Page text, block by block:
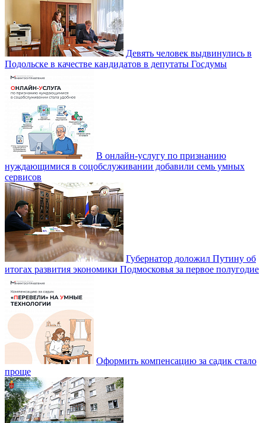
Девять человек выдвинулись в
Подольске в качестве кандидатов в депутаты Госдумы
В онлайн-услугу по признанию
нуждающимися в соцобслуживании добавили семь умных
сервисов
Губернатор доложил Путину об
итогах развития экономики Подмосковья за первое полугодие
Оформить компенсацию за садик стало
проще